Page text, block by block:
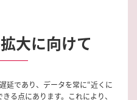
大に向けて
延であり、データを常に“近くに
る点にあります。これにより、